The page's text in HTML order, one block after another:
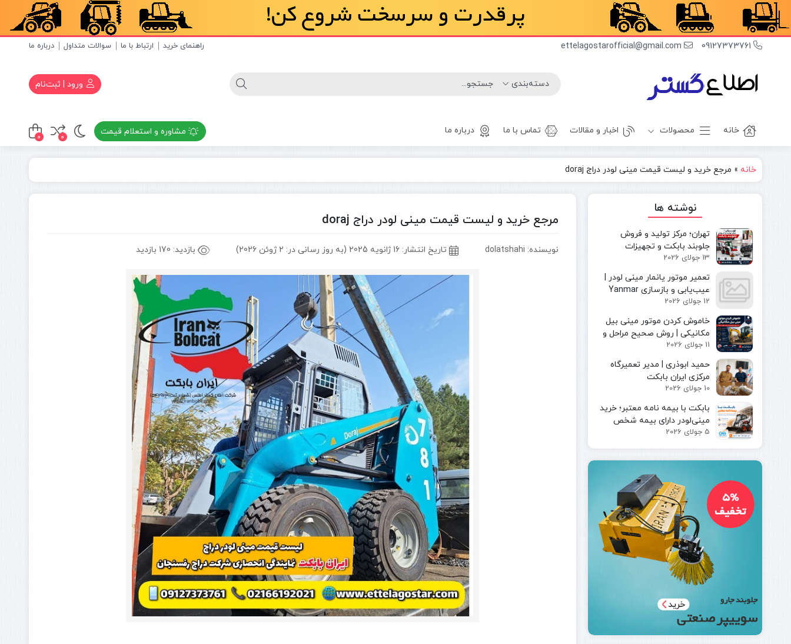
راهنمای خرید ارتباط با ما سوالات متداول درباره ما 09127373761
ettelagostarofficial@gmail.com
ورود | ثبت‌نام
خانه محصولات
مکانیکی
مینی بیل
مکانیکی
بابکت
بابکت
فوریوز
بابکت
دراج
رفسنجان
غلطک
آسفالت
جلوبند چاله
اخبار و مقالات تماس با ما درباره ما مشاوره و استعلام قیمت 0
0
خانه » مرجع خرید و لیست قیمت مینی لودر دراج doraj
مرجع خرید و لیست قیمت مینی لودر دراج doraj
نویسنده: dolatshahi تاریخ انتشار:16 ژانویه 2025 (به روز رسانی در: 2 ژوئن 2026) بازدید: 170 بازدید
نوشته ها
تهران؛ مرکز تولید و فروش
جلوبند بابکت و تجهیزات
مینی‌لودر در ایران
13 جولای 2026
تعمیر موتور یانمار مینی لودر |
عیب‌یابی و بازسازی Yanmar
Engine
12 جولای 2026
خاموش کردن موتور مینی بیل
مکانیکی | روش صحیح مراحل و
ایمن توقف دستگاه
11 جولای 2026
حمید ابوذری | مدیر تعمیرگاه
مرکزی ایران بابکت
10 جولای 2026
بابکت با بیمه‌ نامه معتبر؛ خرید
مینی‌لودر دارای بیمه شخص
ثالث و بیمه بدنه ماشین‌آلات
5 جولای 2026